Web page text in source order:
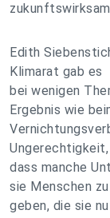
Edith
Klimarat gab es
bei wenigen
Ergebnis wie
Ungerechtigkeit,
dass manche
sie Menschen zu
geben, die sie